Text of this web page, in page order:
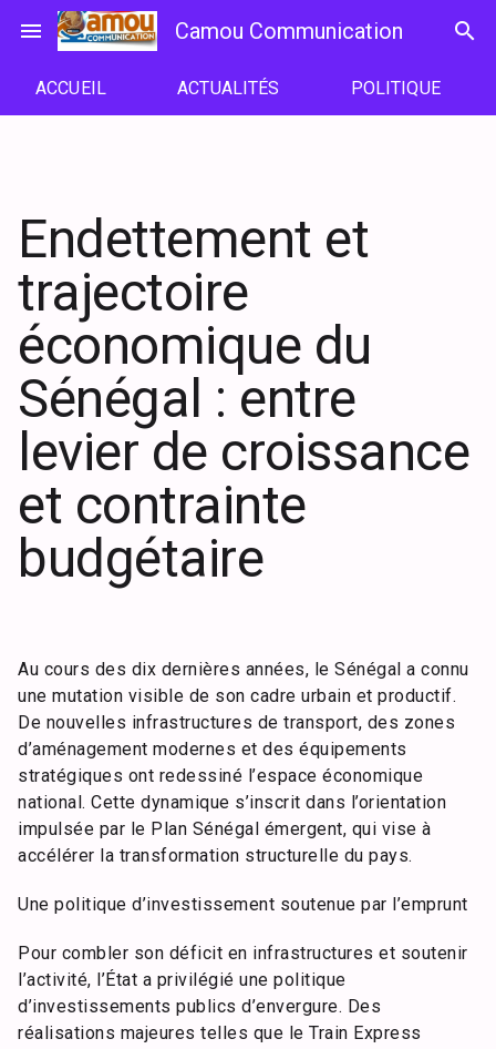
menu Camou Communication search
ACCUEIL ACTUALITÉS POLITIQUE
Endettement et
trajectoire
économique du
Sénégal : entre
levier de croissance
et contrainte
budgétaire
Au cours des dix dernières années, le Sénégal a connu
une mutation visible de son cadre urbain et productif.
De nouvelles infrastructures de transport, des zones
d’aménagement modernes et des équipements
stratégiques ont redessiné l’espace économique
national. Cette dynamique s’inscrit dans l’orientation
impulsée par le Plan Sénégal émergent, qui vise à
accélérer la transformation structurelle du pays.
Une politique d’investissement soutenue par l’emprunt
Pour combler son déficit en infrastructures et soutenir
l’activité, l’État a privilégié une politique
d’investissements publics d’envergure. Des
réalisations majeures telles que le Train Express